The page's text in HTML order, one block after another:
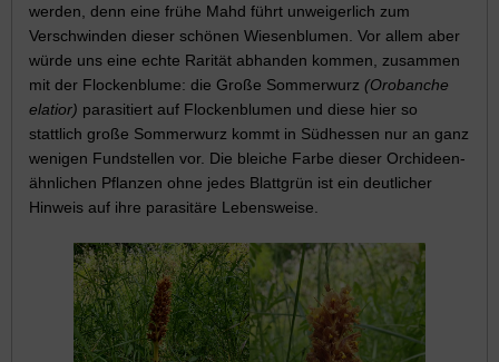
werden, denn eine frühe Mahd führt unweigerlich zum
Verschwinden dieser schönen Wiesenblumen. Vor allem aber
würde uns eine echte Rarität abhanden kommen, zusammen
mit der Flockenblume: die Große Sommerwurz (Orobanche
elatior) parasitiert auf Flockenblumen und diese hier so
stattlich große Sommerwurz kommt in Südhessen nur an ganz
wenigen Fundstellen vor. Die bleiche Farbe dieser Orchideen-
ähnlichen Pflanzen ohne jedes Blattgrün ist ein deutlicher
Hinweis auf ihre parasitäre Lebensweise.